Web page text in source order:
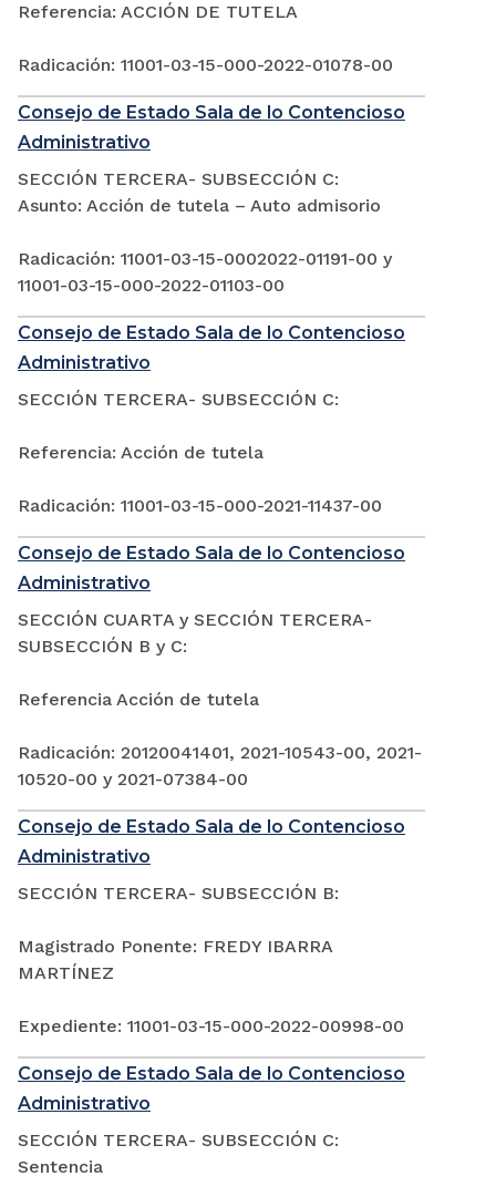
Referencia: ACCIÓN DE TUTELA
Radicación: 11001-03-15-000-2022-01078-00
Consejo de Estado Sala de lo Contencioso
Administrativo
SECCIÓN TERCERA- SUBSECCIÓN C:
Asunto: Acción de tutela – Auto admisorio
Radicación: 11001-03-15-0002022-01191-00 y
11001-03-15-000-2022-01103-00
Consejo de Estado Sala de lo Contencioso
Administrativo
SECCIÓN TERCERA- SUBSECCIÓN C:
Referencia: Acción de tutela
Radicación: 11001-03-15-000-2021-11437-00
Consejo de Estado Sala de lo Contencioso
Administrativo
SECCIÓN CUARTA y SECCIÓN TERCERA-
SUBSECCIÓN B y C:
Referencia Acción de tutela
Radicación: 20120041401, 2021-10543-00, 2021-
10520-00 y 2021-07384-00
Consejo de Estado Sala de lo Contencioso
Administrativo
SECCIÓN TERCERA- SUBSECCIÓN B:
Magistrado Ponente: FREDY IBARRA
MARTÍNEZ
Expediente: 11001-03-15-000-2022-00998-00
Consejo de Estado Sala de lo Contencioso
Administrativo
SECCIÓN TERCERA- SUBSECCIÓN C:
Sentencia